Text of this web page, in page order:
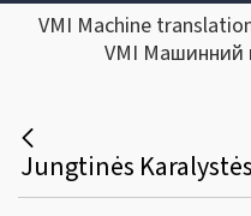
VMI Machine
VMI Машинний